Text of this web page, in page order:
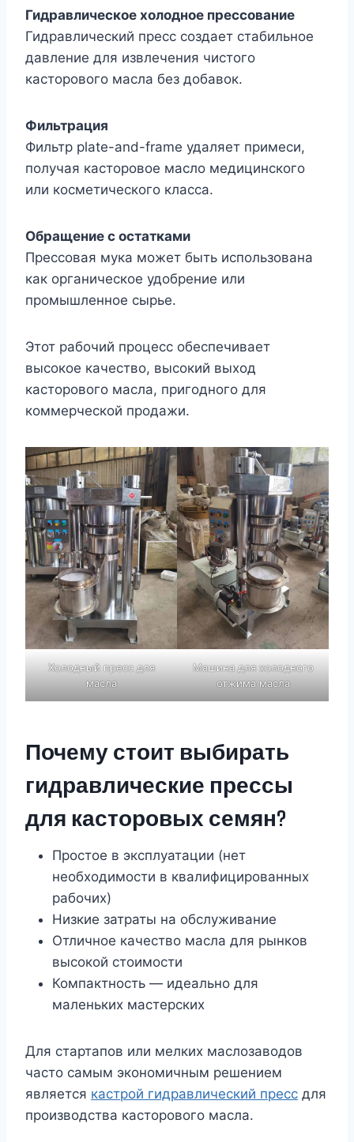
Гидравлическое холодное прессование
Гидравлический пресс создает стабильное
давление для извлечения чистого
касторового масла без добавок.
Фильтрация
Фильтр plate-and-frame удаляет примеси,
получая касторовое масло медицинского
или косметического класса.
Обращение с остатками
Прессовая мука может быть использована
как органическое удобрение или
промышленное сырье.
Этот рабочий процесс обеспечивает
высокое качество, высокий выход
касторового масла, пригодного для
коммерческой продажи.
Холодный пресс для
масла
Машина для холодного
отжима масла
Почему стоит выбирать
гидравлические прессы
для касторовых семян?
Простое в эксплуатации (нет
необходимости в квалифицированных
рабочих)
Низкие затраты на обслуживание
Отличное качество масла для рынков
высокой стоимости
Компактность — идеально для
маленьких мастерских
Для стартапов или мелких маслозаводов
часто самым экономичным решением
является кастрой гидравлический пресс для
производства касторового масла.